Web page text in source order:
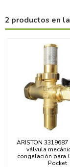
2 productos en
ARISTON
válvula
congelación para
Pocket